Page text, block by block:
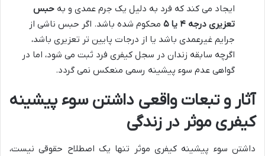
ایجاد می کند که فرد به دلیل یک جرم عمدی و به حبس
تعزیری درجه ۴ یا ۵
محکوم شده باشد. اگر حبس ناشی از
جرایم غیرعمدی باشد یا از درجات پایین تر تعزیری باشد،
اگرچه سابقه زندان در سجل کیفری فرد ثبت می شود، اما در
گواهی عدم سوء پیشینه رسمی منعکس نمی گردد.
آثار و تبعات واقعی داشتن سوء پیشینه
کیفری موثر در زندگی
داشتن سوء پیشینه کیفری موثر تنها یک اصطلاح حقوقی نیست،